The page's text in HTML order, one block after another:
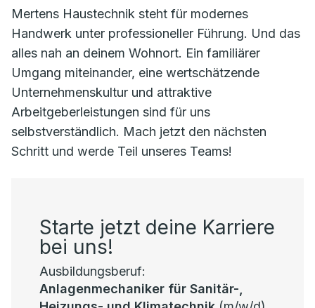
Mertens Haustechnik steht für modernes
Handwerk unter professioneller Führung. Und das
alles nah an deinem Wohnort. Ein familiärer
Umgang miteinander, eine wertschätzende
Unternehmenskultur und attraktive
Arbeitgeberleistungen sind für uns
selbstverständlich. Mach jetzt den nächsten
Schritt und werde Teil unseres Teams!
Starte jetzt deine Karriere
bei uns!
Ausbildungsberuf:
Anlagenmechaniker für Sanitär-,